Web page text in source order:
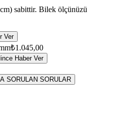
sabittir. Bilek ölçünüzü
Ver
₺1.045,00
Haber Ver
SORULAN SORULAR